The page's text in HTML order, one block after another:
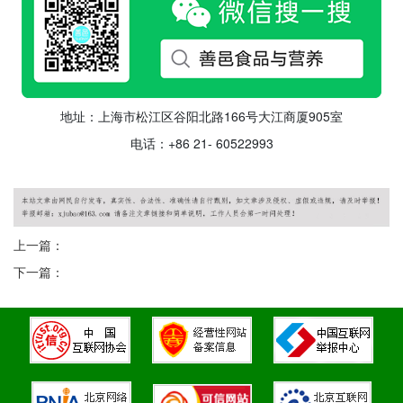
地址：上海市松江区谷阳北路166号大江商厦905室
电话：+86 21- 60522993
上一篇：
下一篇：